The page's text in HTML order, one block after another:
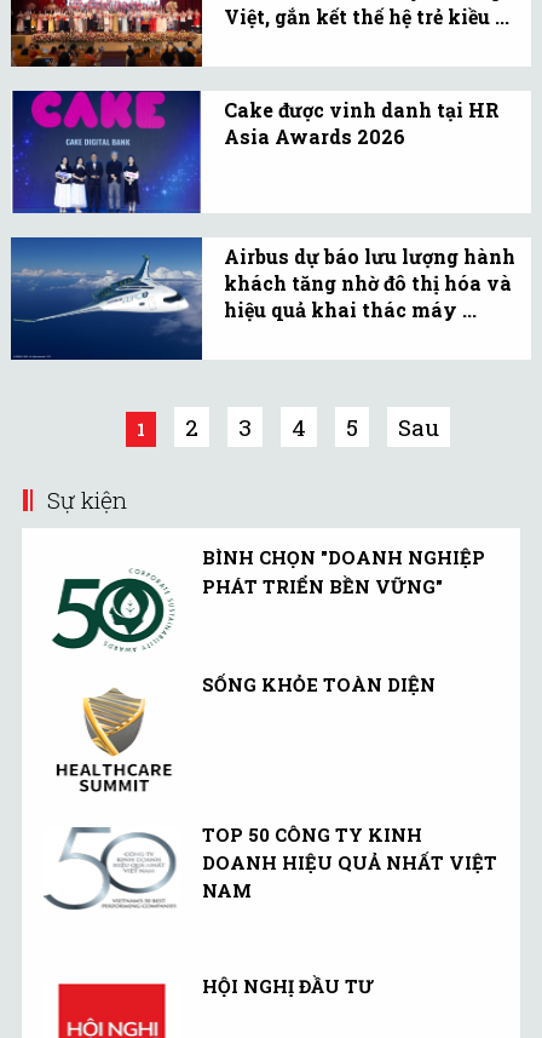
Việt, gắn kết thế hệ trẻ kiều ...
tham gia Trại hè Việt
Nam 2026, bắt đầu hành
đắp tình yêu quê hương.
Cake được vinh danh tại HR
Asia Awards 2026
độ gắn kết rất cao của
nhân viên Cake.
Airbus dự báo lưu lượng hành
khách tăng nhờ đô thị hóa và
hiệu quả khai thác máy ...
người di cư sẽ dẫn đến sự
hình thành các đường
1 2 3 4 5 Sau
Sự kiện
BÌNH CHỌN "DOANH NGHIỆP
PHÁT TRIỂN BỀN VỮNG"
SỐNG KHỎE TOÀN DIỆN
TOP 50 CÔNG TY KINH
DOANH HIỆU QUẢ NHẤT VIỆT
NAM
HỘI NGHỊ ĐẦU TƯ